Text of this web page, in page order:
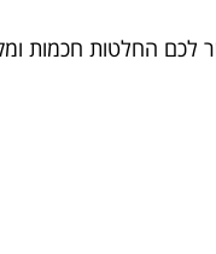
לכם החלטות חכמות